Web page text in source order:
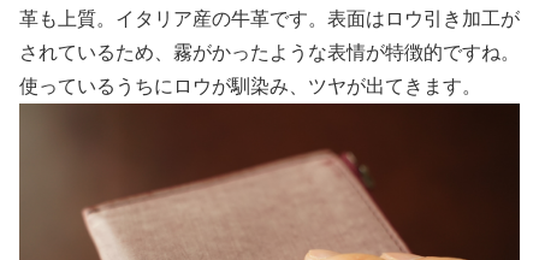
革も上質。イタリア産の牛革です。表面はロウ引き加工が
されているため、霧がかったような表情が特徴的ですね。
使っているうちにロウが馴染み、ツヤが出てきます。